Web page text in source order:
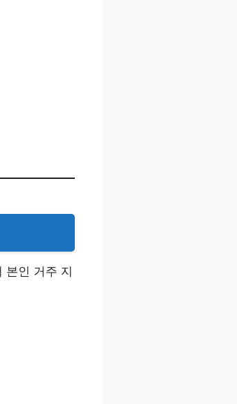
본인 거주 지